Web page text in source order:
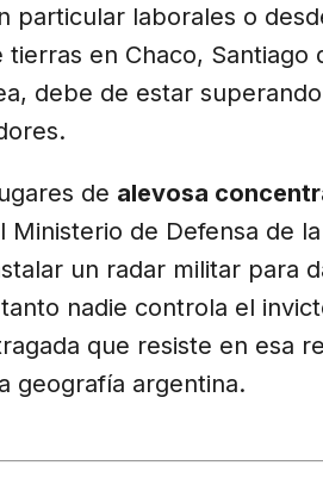
particular laborales o
tierras en Chaco,
debe de estar
de alevosa
Ministerio de Defensa de
un radar militar para
nadie controla el
que resiste en esa
geografía argentina.